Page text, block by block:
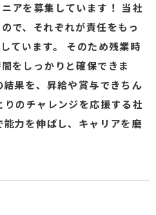
アを募集しています！ 当社
で、それぞれが責任をもっ
ています。
そのため残業時
をしっかりと確保できま
果を、昇給や賞与できちん
りのチャレンジを応援する社
能力を伸ばし、キャリアを磨